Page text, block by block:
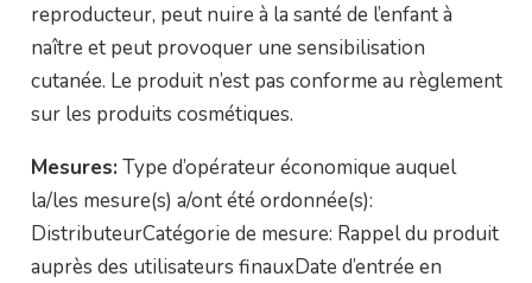
reproducteur, peut nuire à la santé de l’enfant à
naître et peut provoquer une sensibilisation
cutanée. Le produit n’est pas conforme au règlement
sur les produits cosmétiques.
Mesures: Type d’opérateur économique auquel
la/les mesure(s) a/ont été ordonnée(s):
DistributeurCatégorie de mesure: Rappel du produit
auprès des utilisateurs finauxDate d’entrée en